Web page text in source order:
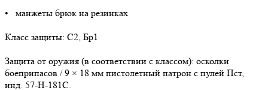
• манжеты брюк на резинках
Класс защиты: С2, Бр1
Защита от оружия (в соответствии с классом): осколки
боеприпасов / 9 × 18 мм пистолетный патрон с пулей Пст,
инд. 57-Н-181С.